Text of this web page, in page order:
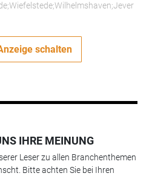
schalten
IHRE MEINUNG
Leser zu allen Branchenthemen
Bitte achten Sie bei Ihren